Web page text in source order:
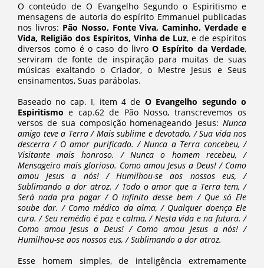
O conteúdo de O Evangelho Segundo o Espiritismo e
mensagens de autoria do espírito Emmanuel publicadas
nos livros: Pão Nosso, Fonte Viva, Caminho, Verdade e
Vida, Religião dos Espíritos, Vinha de Luz, e de espíritos
diversos como é o caso do livroO Espírito da Verdade,
serviram de fonte de inspiração para muitas de suas
músicas exaltando o Criador, o Mestre Jesus e Seus
ensinamentos, Suas parábolas.
Baseado no cap. I, item 4 de O Evangelho segundo o
Espiritismo e cap.62 de Pão Nosso, transcrevemos os
versos de sua composição homenageando Jesus: Nunca
amigo teve a Terra / Mais sublime e devotado, / Sua vida nos
descerra / O amor purificado. / Nunca a Terra concebeu, /
Visitante mais honroso. / Nunca o homem recebeu, /
Mensageiro mais glorioso. Como amou Jesus a Deus! / Como
amou Jesus a nós! / Humilhou-se aos nossos eus, /
Sublimando a dor atroz. / Todo o amor que a Terra tem, /
Será nada pra pagar / O infinito desse bem / Que só Ele
soube dar. / Como médico da alma, / Qualquer doença Ele
cura. / Seu remédio é paz e calma, / Nesta vida e na futura. /
Como amou Jesus a Deus! / Como amou Jesus a nós! /
Humilhou-se aos nossos eus, / Sublimando a dor atroz.
Esse homem simples, de inteligência extremamente